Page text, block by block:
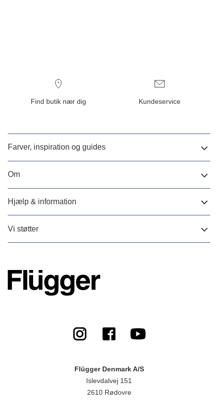
Find butik nær dig Kundeservice
Farver, inspiration og guides
Om
Hjælp & information
Vi støtter
Flügger Denmark A/S
Islevdalvej 151
2610 Rødovre